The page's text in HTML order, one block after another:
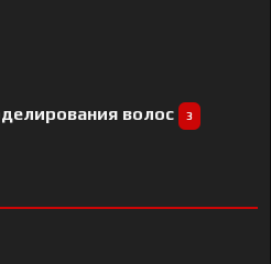
волос 3